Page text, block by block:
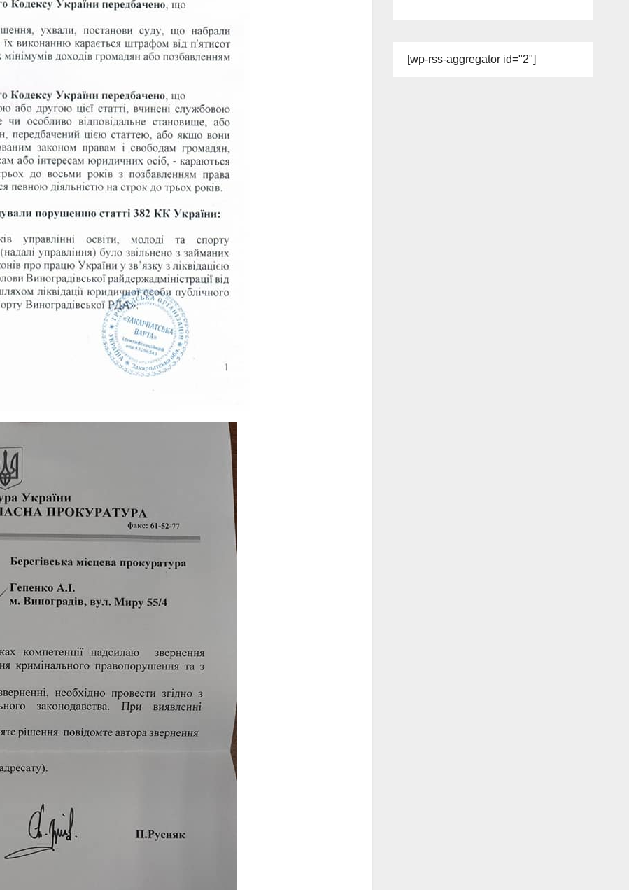
[wp-rss-aggregator id="2"]